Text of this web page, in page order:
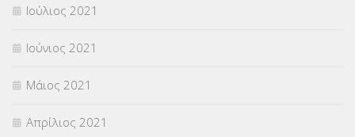
Ιούλιος 2021
Ιούνιος 2021
Μάιος 2021
Απρίλιος 2021